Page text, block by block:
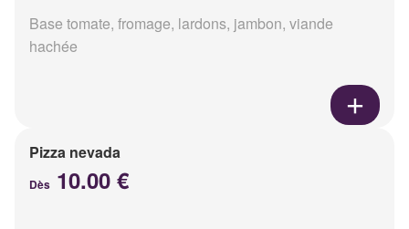
Base tomate, fromage, lardons, jambon, viande
hachée
Pizza nevada
Dès 10.00 €